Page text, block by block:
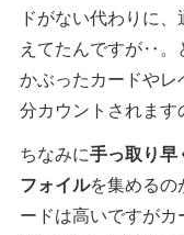
ドがない代わりに
えてたんですが‥。
かぶったカードや
分カウントされます
ちなみに手っ取り早
フォイルを集めるの
ードは高いですが